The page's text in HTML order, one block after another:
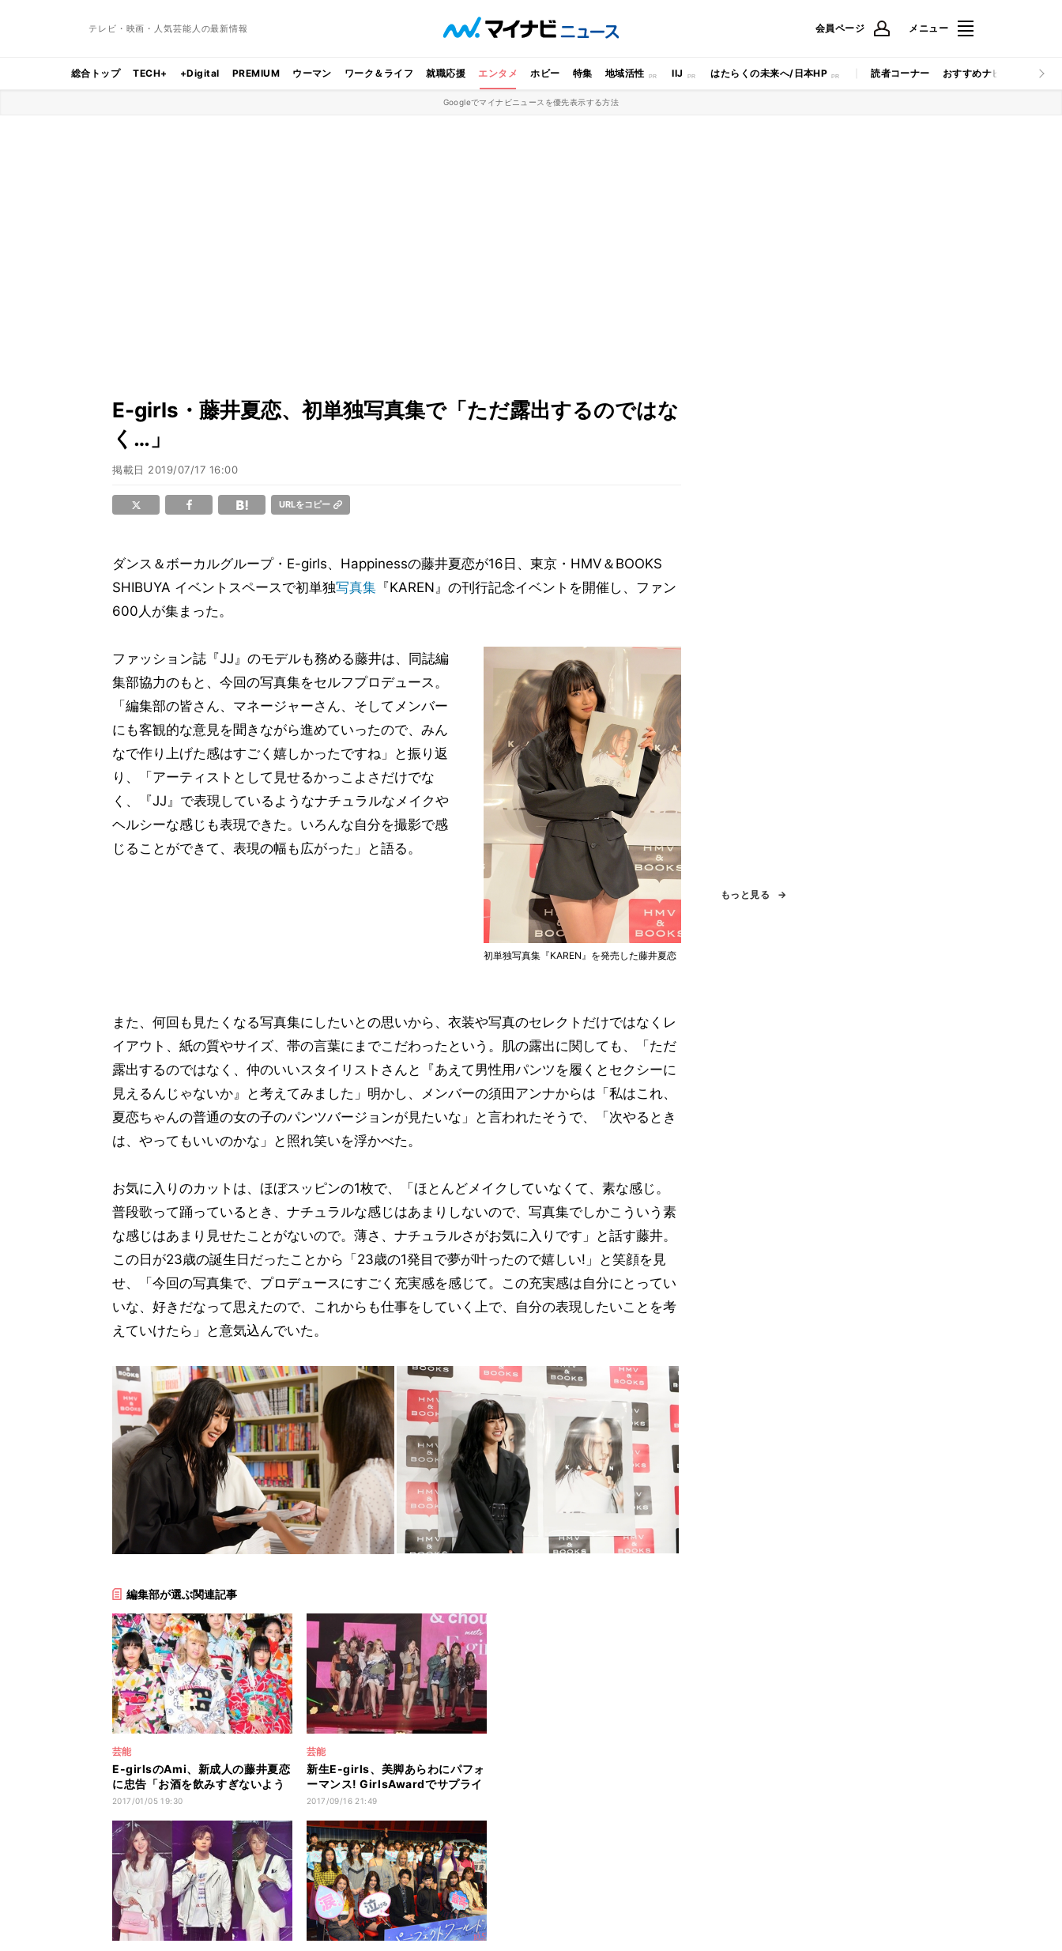
テレビ・映画・人気芸能人の最新情報 会員ページ メニュー
総合トップ TECH+ +Digital PREMIUM ウーマン ワーク＆ライフ 就職応援 エンタメ ホビー 特集 地域活性 IIJ はたらくの未来へ/日本HP 読者コーナー おすすめナビ マイナビ
Googleでマイナビニュースを優先表示する方法
E-girls・藤井夏恋、初単独写真集で「ただ露出するのではな
く…」
掲載日 2019/07/17 16:00
URLをコピー
ダンス＆ボーカルグループ・E-girls、Happinessの藤井夏恋が16日、東京・HMV＆BOOKS
SHIBUYA イベントスペースで初単独写真集 『KAREN』の刊行記念イベントを開催し、ファン
600人が集まった。
初単独写真集『KAREN』を発売した藤井夏恋
ファッション誌『JJ』のモデルも務める藤井は、同誌編
集部協力のもと、今回の写真集をセルフプロデュース。
「編集部の皆さん、マネージャーさん、そしてメンバー
にも客観的な意見を聞きながら進めていったので、みん
なで作り上げた感はすごく嬉しかったですね」と振り返
り、「アーティストとして見せるかっこよさだけでな
く、『JJ』で表現しているようなナチュラルなメイクや
ヘルシーな感じも表現できた。いろんな自分を撮影で感
じることができて、表現の幅も広がった」と語る。
また、何回も見たくなる写真集にしたいとの思いから、衣装や写真のセレクトだけではなくレ
イアウト、紙の質やサイズ、帯の言葉にまでこだわったという。肌の露出に関しても、「ただ
露出するのではなく、仲のいいスタイリストさんと『あえて男性用パンツを履くとセクシーに
見えるんじゃないか』と考えてみました」明かし、メンバーの須田アンナからは「私はこれ、
夏恋ちゃんの普通の女の子のパンツバージョンが見たいな」と言われたそうで、「次やるとき
は、やってもいいのかな」と照れ笑いを浮かべた。
お気に入りのカットは、ほぼスッピンの1枚で、「ほとんどメイクしていなくて、素な感じ。
普段歌って踊っているとき、ナチュラルな感じはあまりしないので、写真集でしかこういう素
な感じはあまり見せたことがないので。薄さ、ナチュラルさがお気に入りです」と話す藤井。
この日が23歳の誕生日だったことから「23歳の1発目で夢が叶ったので嬉しい!」と笑顔を見
せ、「今回の写真集で、プロデュースにすごく充実感を感じて。この充実感は自分にとってい
いな、好きだなって思えたので、これからも仕事をしていく上で、自分の表現したいことを考
えていけたら」と意気込んでいた。
編集部が選ぶ関連記事
芸能
E-girlsのAmi、新成人の藤井夏恋
に忠告「お酒を飲みすぎないよう
に!」
2017/01/05 19:30
芸能
新生E-girls、美脚あらわにパフォ
ーマンス! GirlsAwardでサプライ
ズライブ
2017/09/16 21:49
もっと見る